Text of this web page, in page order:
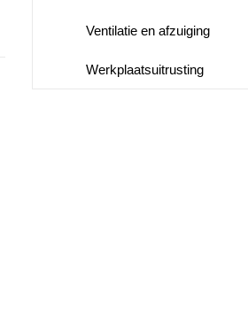
Ventilatie en afzuiging
Werkplaatsuitrusting